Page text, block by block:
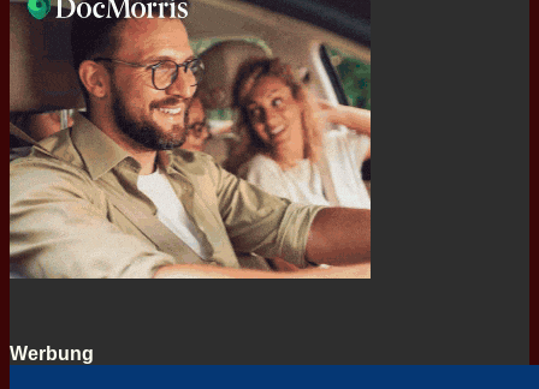
Werbung